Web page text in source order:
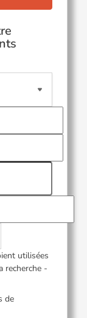
utilisées
recherche -
de